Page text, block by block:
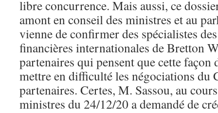
libre concurrence. Mais aussi, ce
amont en conseil des ministres et au
vienne de confirmer des spécialistes
financières internationales de Bretton
partenaires qui pensent que cette
mettre en difficulté les négociations du
partenaires. Certes, M. Sassou, au
ministres du 24/12/20 a demandé de